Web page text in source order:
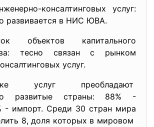
консалтинговых услуг:
развивается в НИС ЮВА.
капитального
тесно связан с рынком
услуг.
услуг преобладают
развитые страны: 88% -
- импорт. Среди 30 стран мира
8, доля которых в мировом